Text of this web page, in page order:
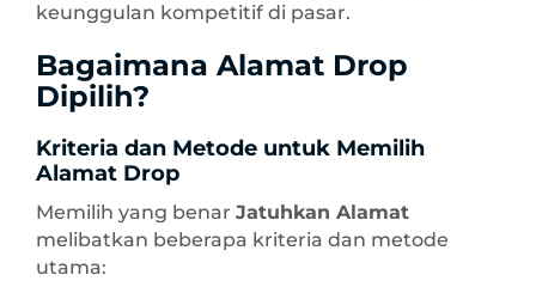
keunggulan kompetitif di pasar.
Bagaimana Alamat Drop
Dipilih?
Kriteria dan Metode untuk Memilih
Alamat Drop
Memilih yang benar Jatuhkan Alamat
melibatkan beberapa kriteria dan metode
utama: